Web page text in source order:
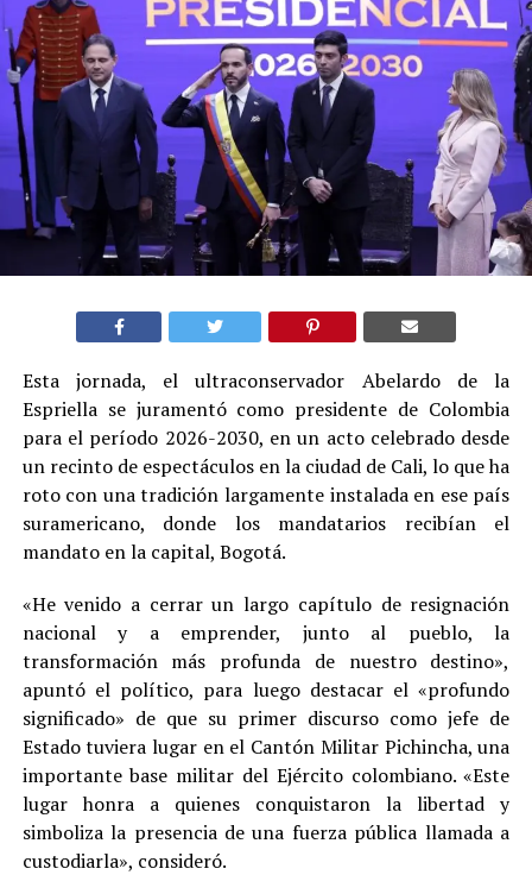
Esta jornada, el ultraconservador Abelardo de la
Espriella se juramentó como presidente de Colombia
para el período 2026-2030, en un acto celebrado desde
un recinto de espectáculos en la ciudad de Cali, lo que ha
roto con una tradición largamente instalada en ese país
suramericano, donde los mandatarios recibían el
mandato en la capital, Bogotá.
«He venido a cerrar un largo capítulo de resignación
nacional y a emprender, junto al pueblo, la
transformación más profunda de nuestro destino»,
apuntó el político, para luego destacar el «profundo
significado» de que su primer discurso como jefe de
Estado tuviera lugar en el Cantón Militar Pichincha, una
importante base militar del Ejército colombiano. «Este
lugar honra a quienes conquistaron la libertad y
simboliza la presencia de una fuerza pública llamada a
custodiarla», consideró.